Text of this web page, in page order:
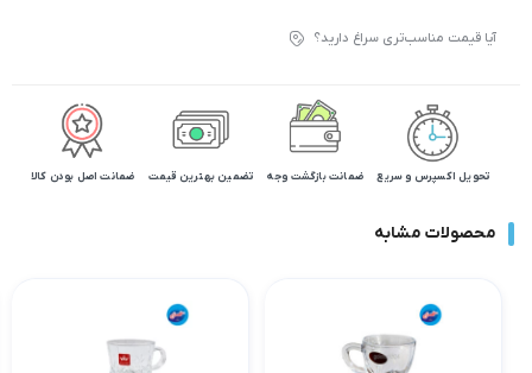
آیا قیمت مناسب‌تری سراغ دارید؟
تحویل اکسپرس و سریع ضمانت بازگشت وجه تضمین بهترین قیمت ضمانت اصل بودن کالا
محصولات مشابه